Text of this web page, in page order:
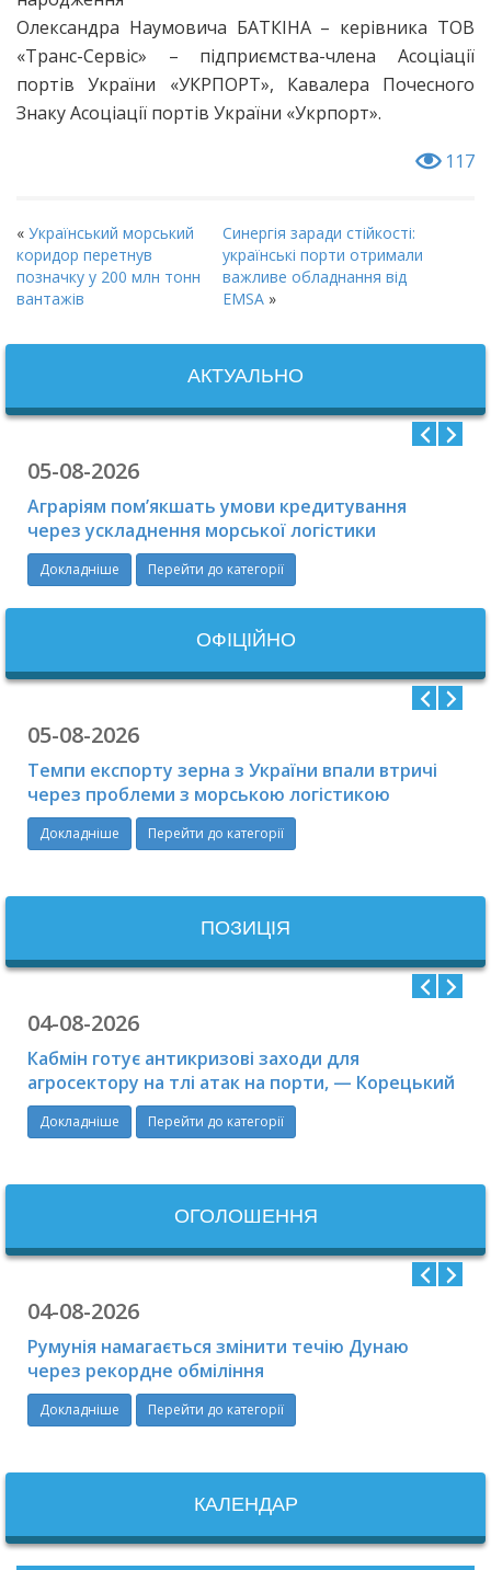
Олександра Наумовича БАТКІНА – керівника ТОВ
«Транс-Сервіс» – підприємства-члена Асоціації
портів України «УКРПОРТ», Кавалера Почесного
Знаку Асоціації портів України «Укрпорт».
117
« Український морський
коридор перетнув
позначку у 200 млн тонн
вантажів
Синергія заради стійкості:
українські порти отримали
важливе обладнання від
EMSA»
АКТУАЛЬНО
05-08-2026
Аграріям пом’якшать умови кредитування
через ускладнення морської логістики
Докладніше Перейти до категорії
ОФIЦIЙНО
05-08-2026
Темпи експорту зерна з України впали втричі
через проблеми з морською логістикою
Докладніше Перейти до категорії
ПОЗИЦІЯ
04-08-2026
Кабмін готує антикризові заходи для
агросектору на тлі атак на порти, — Корецький
Докладніше Перейти до категорії
ОГОЛОШЕННЯ
04-08-2026
Румунія намагається змінити течію Дунаю
через рекордне обміління
Докладніше Перейти до категорії
КАЛЕНДАР